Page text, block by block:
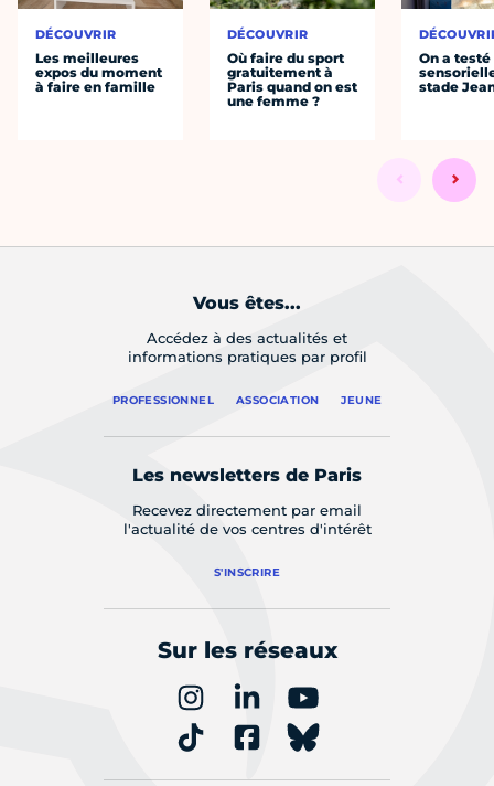
DÉCOUVRIR
Les meilleures
expos du moment
à faire en famille
DÉCOUVRIR
Où faire du sport
gratuitement à
Paris quand on est
une femme ?
On a
stade
Vous êtes...
Accédez à des actualités et
informations pratiques par profil
PROFESSIONNEL ASSOCIATION JEUNE
Les newsletters de Paris
Recevez directement par email
l'actualité de vos centres d'intérêt
S'INSCRIRE
Sur les réseaux